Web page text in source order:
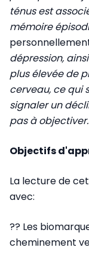
ténus est
mémoire
dépression,
plus élevée de
cerveau, ce qui
signaler un
pas à
Objectifs
La lecture de
avec:
?? Les
cheminement